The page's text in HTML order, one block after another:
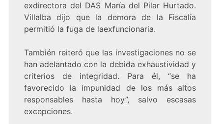
exdirectora del DAS María del Pilar Hurtado.
Villalba dijo que la demora de la Fiscalía
permitió la fuga de laexfuncionaria.
También reiteró que las investigaciones no se
han adelantado con la debida exhaustividad y
criterios de integridad. Para él, “se ha
favorecido la impunidad de los más altos
responsables hasta hoy”, salvo escasas
excepciones.